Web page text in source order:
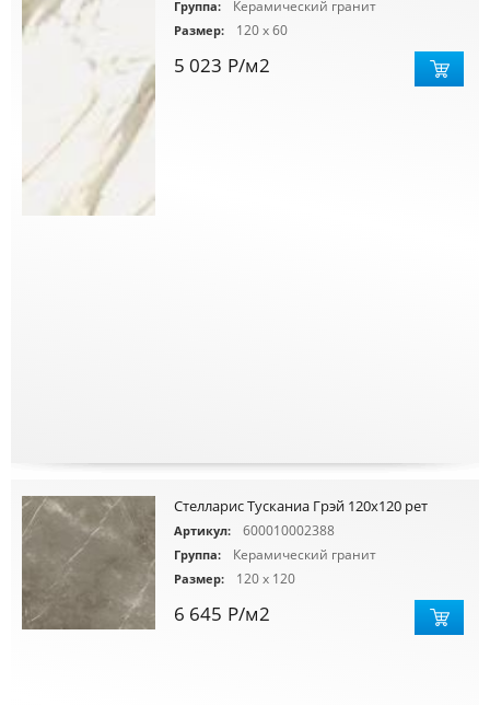
Группа: Керамический гранит
Размер: 120 x 60
5 023 Р/м2
Стелларис Тусканиа Грэй 120х120 рет
Артикул: 600010002388
Группа: Керамический гранит
Размер: 120 x 120
6 645 Р/м2